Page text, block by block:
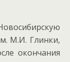
М.И. Глинки,
окончания